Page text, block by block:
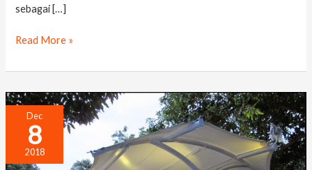
sebagai […]
Read More »
Dec
8
2018
Project
Membrane
Structure